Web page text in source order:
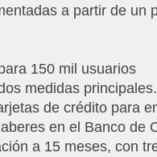
a partir de un
150 mil usuarios
medidas
de crédito para
en el Banco de
a 15 meses, con